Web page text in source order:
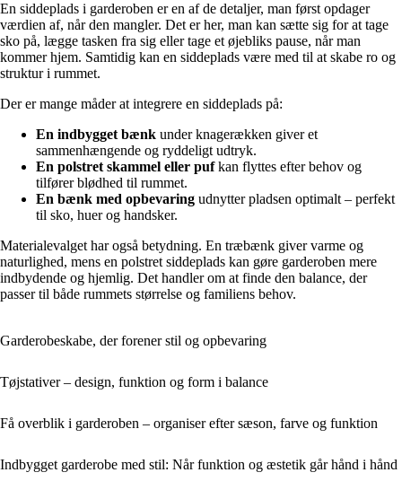
En siddeplads i garderoben er en af de detaljer, man først opdager
værdien af, når den mangler. Det er her, man kan sætte sig for at tage
sko på, lægge tasken fra sig eller tage et øjebliks pause, når man
kommer hjem. Samtidig kan en siddeplads være med til at skabe ro og
struktur i rummet.
Der er mange måder at integrere en siddeplads på:
En indbygget bænk under knagerækken giver et
sammenhængende og ryddeligt udtryk.
En polstret skammel eller pufkan flyttes efter behov og
tilfører blødhed til rummet.
En bænk med opbevaring udnytter pladsen optimalt – perfekt
til sko, huer og handsker.
Materialevalget har også betydning. En træbænk giver varme og
naturlighed, mens en polstret siddeplads kan gøre garderoben mere
indbydende og hjemlig. Det handler om at finde den balance, der
passer til både rummets størrelse og familiens behov.
Garderobeskabe, der forener stil og opbevaring
Tøjstativer – design, funktion og form i balance
Få overblik i garderoben – organiser efter sæson, farve og funktion
Indbygget garderobe med stil: Når funktion og æstetik går hånd i hånd